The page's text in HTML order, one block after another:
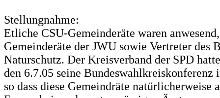
Stellungnahme:
Etliche CSU-Gemeinderäte waren
Gemeinderäte der JWU sowie Vertreter des
Naturschutz. Der Kreisverband der SPD
den 6.7.05 seine Bundeswahlkreiskonferenz
so dass diese Gemeindräte natürlicherweise